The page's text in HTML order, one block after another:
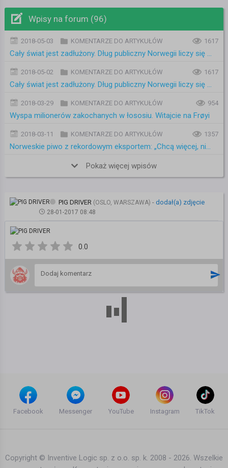
Wpisy na forum (96)
2018-05-03 KOMENTARZE DO ARTYKUŁÓW 1617
Cały świat jest zadłużony. Dług publiczny Norwegii liczy się w setkach miliardów koron
2018-05-02 KOMENTARZE DO ARTYKUŁÓW 1617
Cały świat jest zadłużony. Dług publiczny Norwegii liczy się w setkach miliardów koron
2018-03-29 KOMENTARZE DO ARTYKUŁÓW 954
Wyspa milionerów zakochanych w łososiu. Witajcie na Frøyi
2018-03-11 KOMENTARZE DO ARTYKUŁÓW 1357
Norweskie piwo z rekordowym eksportem: „Chcą więcej, niż jesteśmy w stanie uwarzyć”
Pokaż więcej wpisów
PIG DRIVER (OSLO, WARSZAWA) - dodał(a) zdjęcie
28-01-2017 08:48
0.0
Facebook Messenger YouTube Instagram TikTok
Copyright © Inventive Logic sp. z o.o. sp. k. 2008 - 2026. Wszelkie